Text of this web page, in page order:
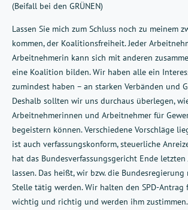
(Beifall bei den GRÜNEN)
Lassen Sie mich zum Schluss noch zu meinem
kommen, der Koalitionsfreiheit. Jeder
Arbeitnehmerin kann sich mit anderen
eine Koalition bilden. Wir haben alle ein
zumindest haben – an starken Verbänden und
Deshalb sollten wir uns durchaus überlegen,
Arbeitnehmerinnen und Arbeitnehmer für
begeistern können. Verschiedene Vorschläge
ist auch verfassungskonform, steuerliche
hat das Bundesverfassungsgericht Ende letzten
lassen. Das heißt, wir bzw. die Bundesregierung
Stelle tätig werden. Wir halten den SPD-
wichtig und richtig und werden ihm